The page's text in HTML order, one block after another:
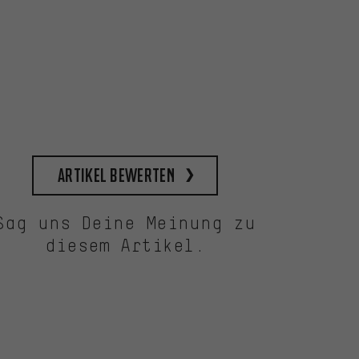
Artikel bewerten
uns Deine Meinung zu
diesem Artikel.